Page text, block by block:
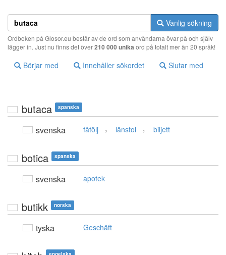
Vanlig sökning
Ordboken på Glosor.eu består av de ord som användarna övar på och själv
lägger in. Just nu finns det över210 000 unika ord på totalt mer än 20 språk!
Börjar med Innehåller sökordet Slutar med
butaca spanska
svenska fåtölj , länstol , biljett
botica spanska
svenska apotek
butikk norska
tyska Geschäft